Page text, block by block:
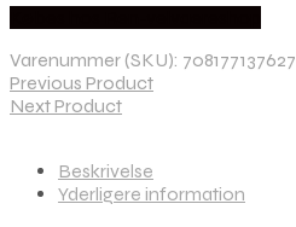
Varenummer (SKU): 708177137627
Previous Product
Next Product
Beskrivelse
Yderligere information